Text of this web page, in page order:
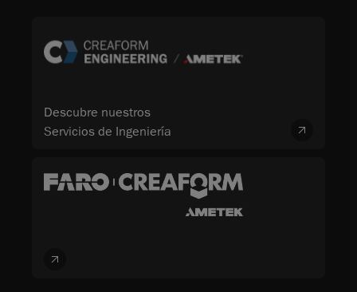
Descubre nuestros
Servicios de Ingeniería